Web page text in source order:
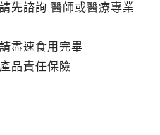
先諮詢 醫師或醫療專業
盡速食用完畢
品責任保險